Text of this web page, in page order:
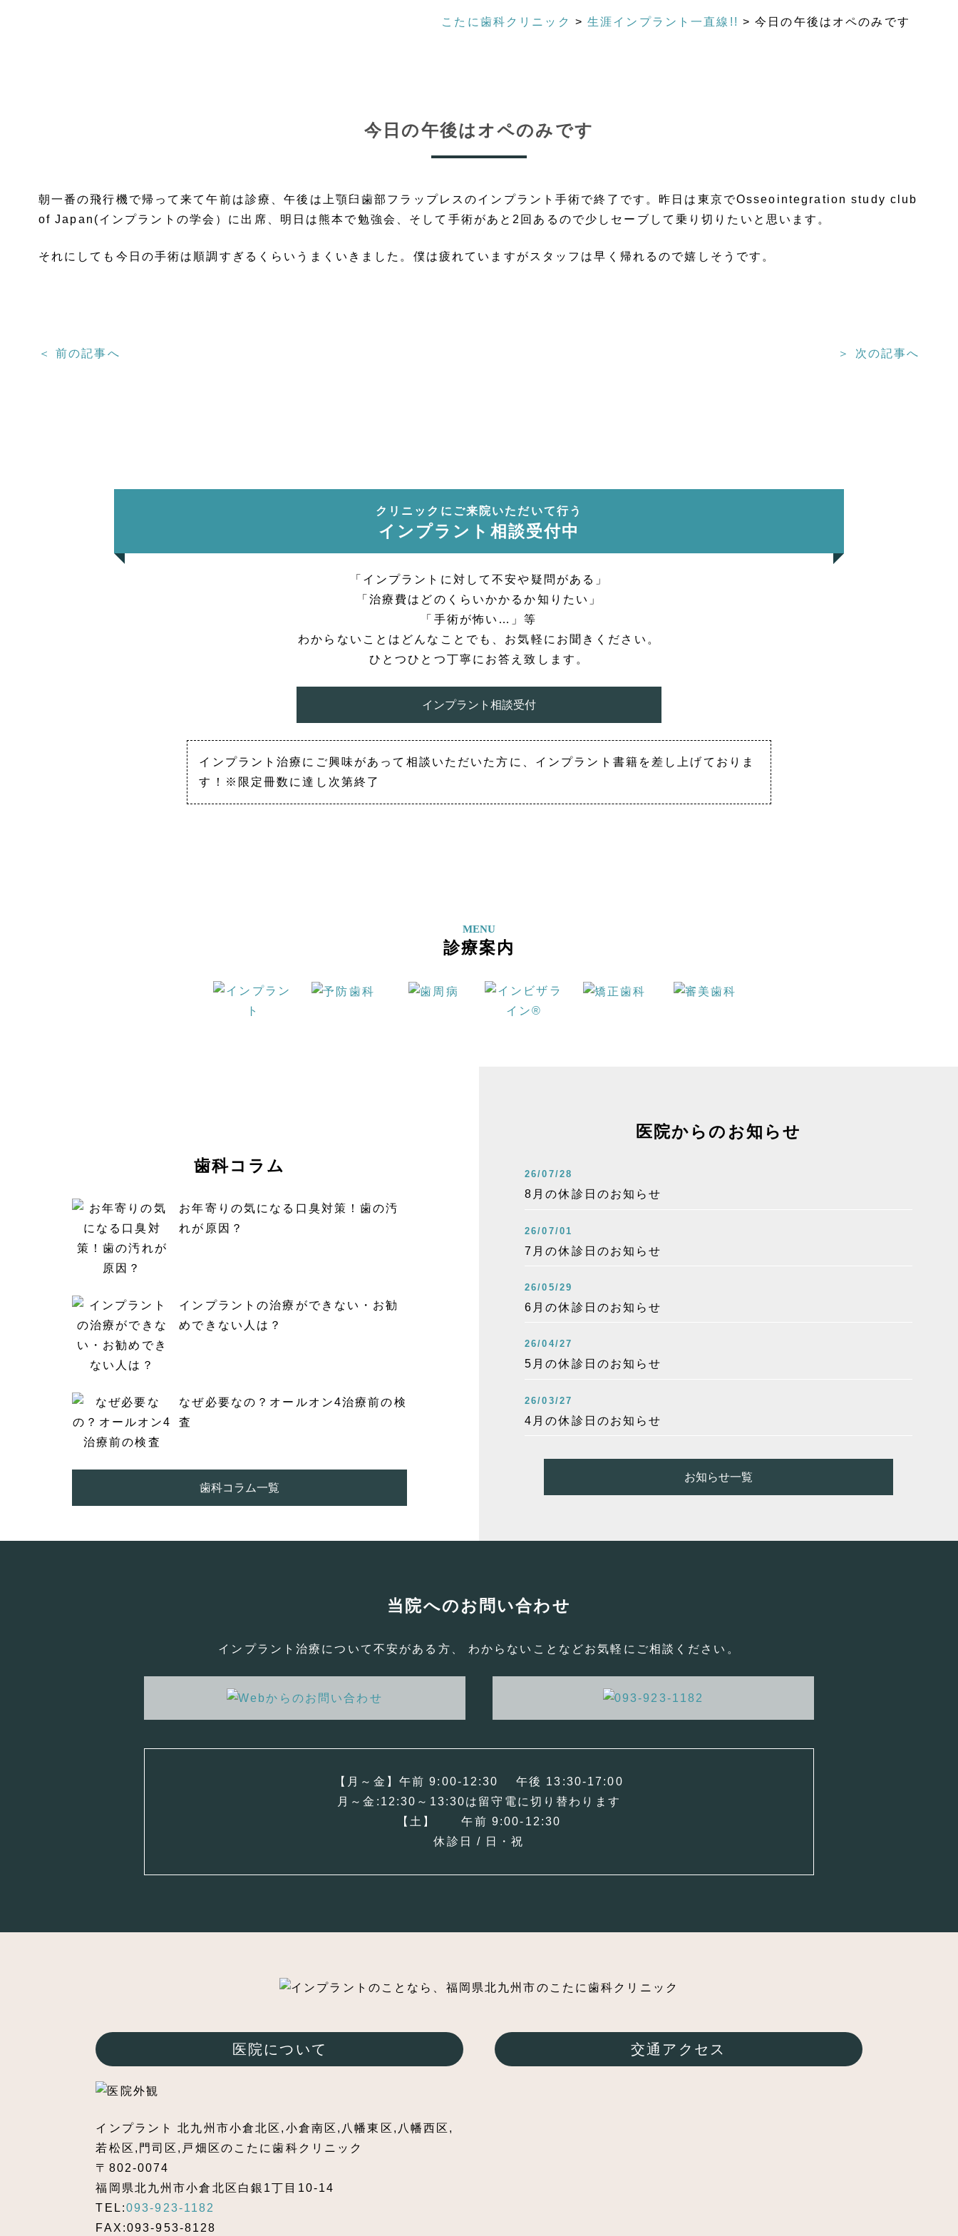
こたに歯科クリニック >生涯インプラント一直線!! >今日の午後はオペのみです
今日の午後はオペのみです
朝一番の飛行機で帰って来て午前は診療、午後は上顎臼歯部フラップレスのインプラント手術で終了です。昨日は東京でOsseointegration study club
of Japan(インプラントの学会）に出席、明日は熊本で勉強会、そして手術があと2回あるので少しセーブして乗り切りたいと思います。
それにしても今日の手術は順調すぎるくらいうまくいきました。僕は疲れていますがスタッフは早く帰れるので嬉しそうです。
＜ 前の記事へ ＞ 次の記事へ
クリニックにご来院いただいて行う
インプラント相談受付中
「インプラントに対して不安や疑問がある」
「治療費はどのくらいかかるか知りたい」
「手術が怖い…」等
わからないことはどんなことでも、お気軽にお聞きください。
ひとつひとつ丁寧にお答え致します。
インプラント相談受付
インプラント治療にご興味があって相談いただいた方に、インプラント書籍を差し上げておりま
す！※限定冊数に達し次第終了
MENU
診療案内
歯科コラム
お年寄りの気になる口臭対策！歯の汚
れが原因？
インプラントの治療ができない・お勧
めできない人は？
なぜ必要なの？オールオン4治療前の検
査
歯科コラム一覧
医院からのお知らせ
26/07/28
8月の休診日のお知らせ
26/07/01
7月の休診日のお知らせ
26/05/29
6月の休診日のお知らせ
26/04/27
5月の休診日のお知らせ
26/03/27
4月の休診日のお知らせ
お知らせ一覧
当院へのお問い合わせ
インプラント治療について不安がある方、 わからないことなどお気軽にご相談ください。
【月～金】午前 9:00-12:30 午後 13:30-17:00
月～金:12:30～13:30は留守電に切り替わります
【土】 午前 9:00-12:30
休診日 / 日・祝
医院について
インプラント 北九州市小倉北区,小倉南区,八幡東区,八幡西区,
若松区,門司区,戸畑区のこたに歯科クリニック
〒802-0074
福岡県北九州市小倉北区白銀1丁目10-14
TEL:093-923-1182
FAX:093-953-8128
交通アクセス